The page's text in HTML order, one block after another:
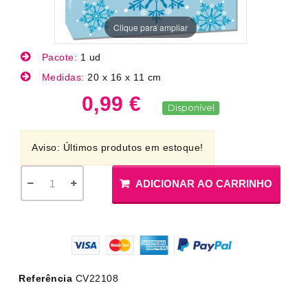
Clique para ampliar
Pacote: 1 ud
Medidas: 20 x 16 x 11 cm
0,99 € Disponível
Aviso: Últimos produtos em estoque!
ADICIONAR AO CARRINHO
Referência CV22108